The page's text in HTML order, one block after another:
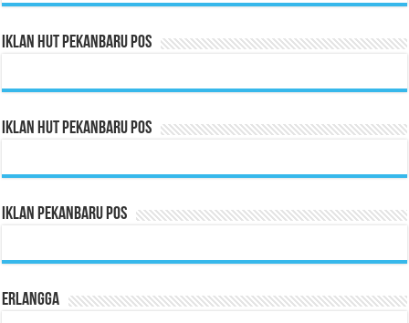
Iklan HUT Pekanbaru Pos
Iklan HUT Pekanbaru Pos
Iklan Pekanbaru Pos
Erlangga